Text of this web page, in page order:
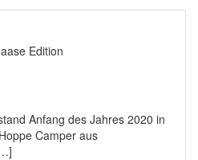
Edition
Anfang des Jahres 2020 in
Camper aus